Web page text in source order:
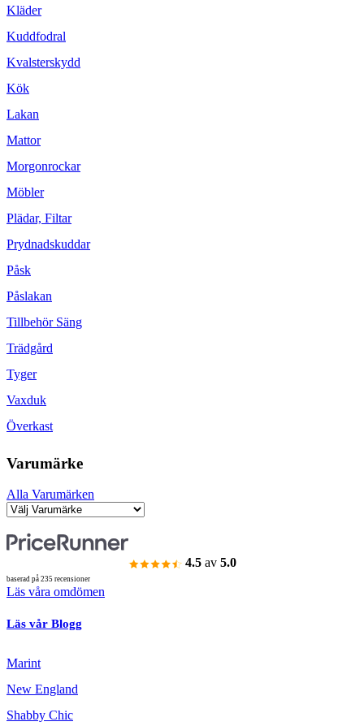
Kläder
Kuddfodral
Kvalsterskydd
Kök
Lakan
Mattor
Morgonrockar
Möbler
Plädar, Filtar
Prydnadskuddar
Påsk
Påslakan
Tillbehör Säng
Trädgård
Tyger
Vaxduk
Överkast
Varumärke
Alla Varumärken
4.5 av 5.0
baserad på 235 recensioner
Läs våra omdömen
Läs vår Blogg
Marint
New England
Shabby Chic